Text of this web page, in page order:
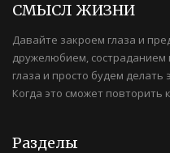
СМЫСЛ ЖИЗНИ
Давайте закроем глаза и
дружелюбием,
глаза и просто будем делать
Когда это сможет повторить
Разделы